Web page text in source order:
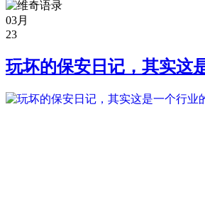
03月
23
玩坏的保安日记，其实这